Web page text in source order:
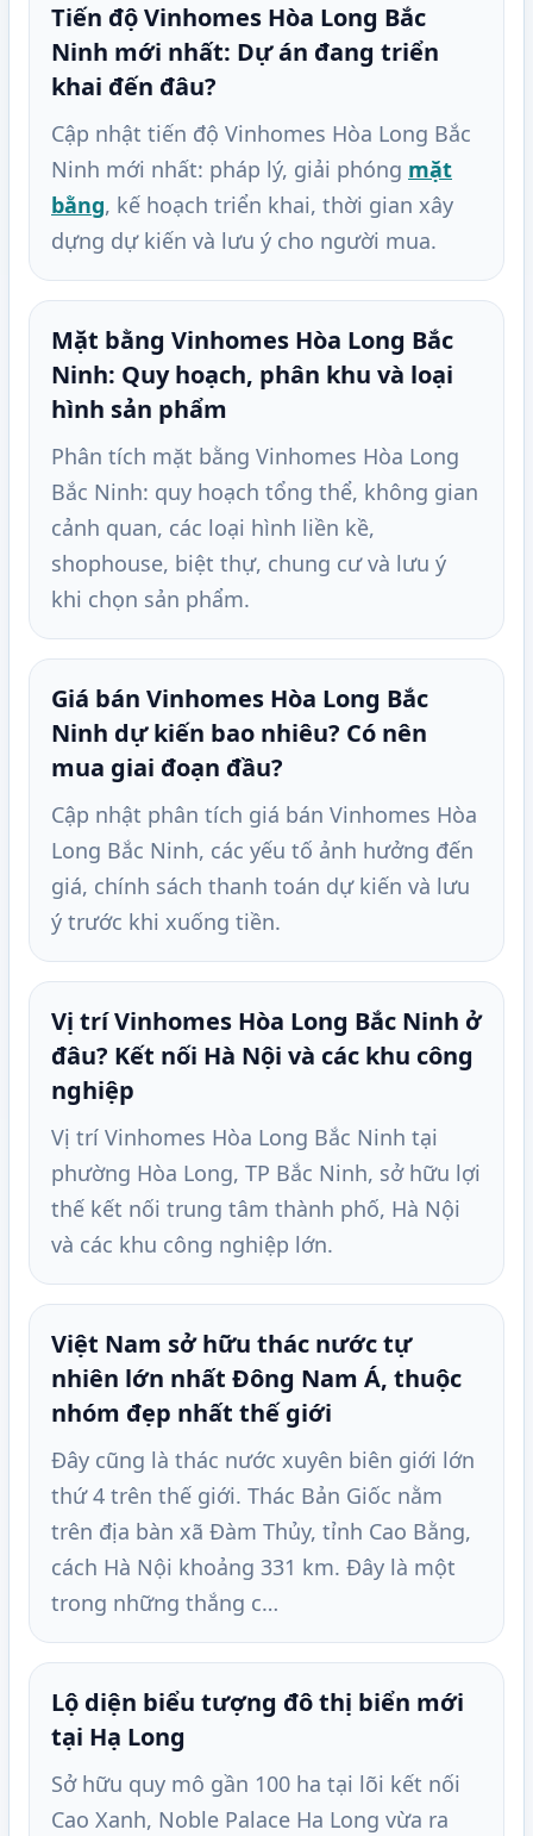
Tiến độ Vinhomes Hòa Long Bắc
Ninh mới nhất: Dự án đang triển
khai đến đâu?
Cập nhật tiến độ Vinhomes Hòa Long Bắc
Ninh mới nhất: pháp lý, giải phóng mặt
bằng, kế hoạch triển khai, thời gian xây
dựng dự kiến và lưu ý cho người mua.
Mặt bằng Vinhomes Hòa Long Bắc
Ninh: Quy hoạch, phân khu và loại
hình sản phẩm
Phân tích mặt bằng Vinhomes Hòa Long
Bắc Ninh: quy hoạch tổng thể, không gian
cảnh quan, các loại hình liền kề,
shophouse, biệt thự, chung cư và lưu ý
khi chọn sản phẩm.
Giá bán Vinhomes Hòa Long Bắc
Ninh dự kiến bao nhiêu? Có nên
mua giai đoạn đầu?
Cập nhật phân tích giá bán Vinhomes Hòa
Long Bắc Ninh, các yếu tố ảnh hưởng đến
giá, chính sách thanh toán dự kiến và lưu
ý trước khi xuống tiền.
Vị trí Vinhomes Hòa Long Bắc Ninh ở
đâu? Kết nối Hà Nội và các khu công
nghiệp
Vị trí Vinhomes Hòa Long Bắc Ninh tại
phường Hòa Long, TP Bắc Ninh, sở hữu lợi
thế kết nối trung tâm thành phố, Hà Nội
và các khu công nghiệp lớn.
Việt Nam sở hữu thác nước tự
nhiên lớn nhất Đông Nam Á, thuộc
nhóm đẹp nhất thế giới
Đây cũng là thác nước xuyên biên giới lớn
thứ 4 trên thế giới. Thác Bản Giốc nằm
trên địa bàn xã Đàm Thủy, tỉnh Cao Bằng,
cách Hà Nội khoảng 331 km. Đây là một
trong những thắng c…
Lộ diện biểu tượng đô thị biển mới
tại Hạ Long
Sở hữu quy mô gần 100 ha tại lõi kết nối
Cao Xanh, Noble Palace Ha Long vừa ra